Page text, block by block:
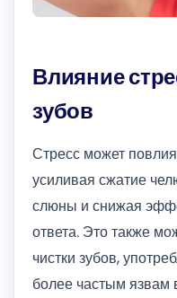
Влияние
зубов
Стресс может
усиливая сжатие
слюны и снижая
ответа. Это также
чистки зубов,
более частым язвам